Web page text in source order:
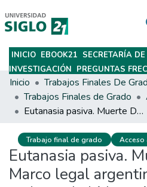
Subir
INICIO EBOOK21 SECRETARÍA DE
INVESTIGACIÓN PREGUNTAS
Inicio
Trabajos Finales de Grado
Eutanasia pasiva. Muerte Digna. Marco legal argentino. ¿El retiro o rechazo de hidratación y/o alimentación son supuestos de eutanasia pasiva dentro del marco legal argentino?
Trabajo final de grado Acceso
Eutanasia pasiva.
Marco legal